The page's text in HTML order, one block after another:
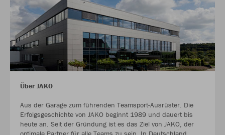
Über JAKO
Aus der Garage zum führenden Teamsport-Ausrüster. Die
Erfolgsgeschichte von JAKO beginnt 1989 und dauert bis
heute an. Seit der Gründung ist es das Ziel von JAKO, der